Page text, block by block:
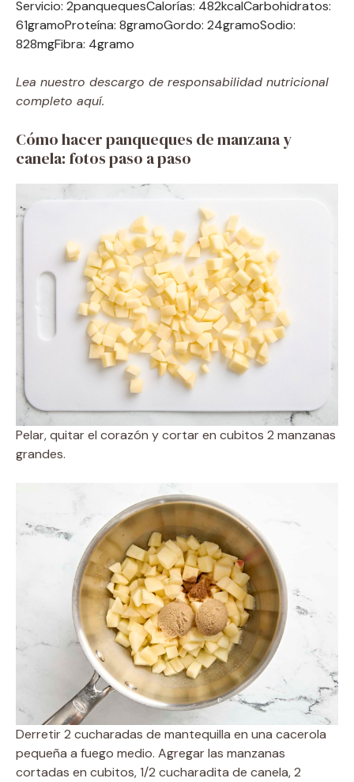
Servicio: 2panquequesCalorías: 482kcalCarbohidratos:
61gramoProteína: 8gramoGordo: 24gramoSodio:
828mgFibra: 4gramo
Lea nuestro descargo de responsabilidad nutricional
completo aquí.
Cómo hacer panqueques de manzana y
canela: fotos paso a paso
Pelar, quitar el corazón y cortar en cubitos 2 manzanas
grandes.
Derretir 2 cucharadas de mantequilla en una cacerola
pequeña a fuego medio. Agregar las manzanas
cortadas en cubitos, 1/2 cucharadita de canela, 2